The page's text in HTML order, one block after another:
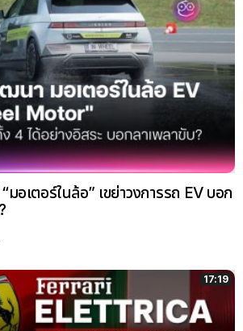
มอเตอร์ในล้อ” เขย่าวงการรถ EV บอก
17:19